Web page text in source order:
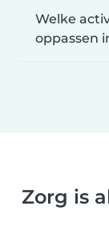
Welke
oppassen
Zorg is